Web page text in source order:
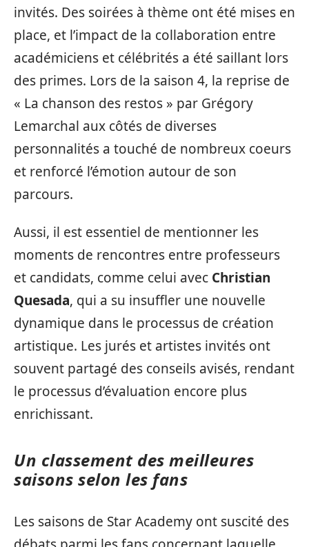
invités. Des soirées à thème ont été mises en
place, et l’impact de la collaboration entre
académiciens et célébrités a été saillant lors
des primes. Lors de la saison 4, la reprise de
« La chanson des restos » par Grégory
Lemarchal aux côtés de diverses
personnalités a touché de nombreux coeurs
et renforcé l’émotion autour de son
parcours.
Aussi, il est essentiel de mentionner les
moments de rencontres entre professeurs
et candidats, comme celui avec Christian
Quesada, qui a su insuffler une nouvelle
dynamique dans le processus de création
artistique. Les jurés et artistes invités ont
souvent partagé des conseils avisés, rendant
le processus d’évaluation encore plus
enrichissant.
Un classement des meilleures
saisons selon les fans
Les saisons de Star Academy ont suscité des